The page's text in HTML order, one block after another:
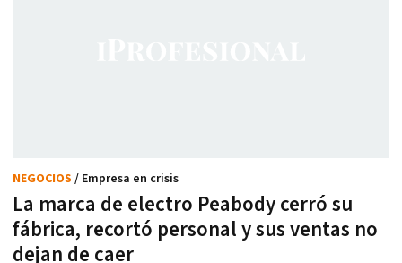
La marca de electro Peabody cerró su
fábrica, recortó personal y sus ventas no
dejan de caer
NEGOCIOS / Empresa en crisis